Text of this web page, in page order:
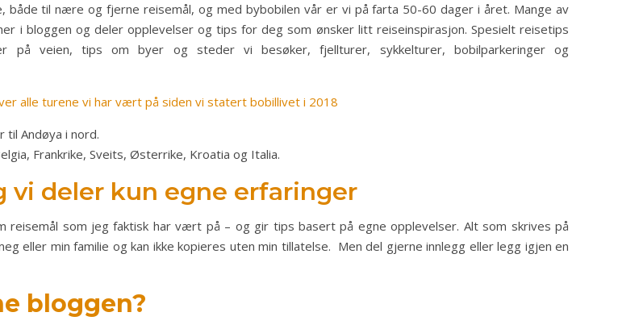
både til nære og fjerne reisemål, og med bybobilen vår er vi på farta 50-60 dager i året. Mange av
i bloggen og deler opplevelser og tips for deg som ønsker litt reiseinspirasjon. Spesielt reisetips
på veien, tips om byer og steder vi besøker, fjellturer, sykkelturer, bobilparkeringer og
alle turene vi har vært på siden vi statert bobillivet i 2018
til Andøya i nord.
Frankrike, Sveits, Østerrike, Kroatia og Italia.
vi deler kun egne erfaringer
reisemål som jeg faktisk har vært på – og gir tips basert på egne opplevelser. Alt som skrives på
eller min familie og kan ikke kopieres uten min tillatelse. Men del gjerne innlegg eller legg igjen en
bloggen?